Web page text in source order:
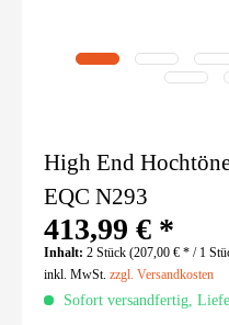
High End
EQC N293
413,99 € *
Inhalt: 2 Stück (207,00 € * / 1
inkl. MwSt. zzgl. Versandkosten
Sofort versandfertig,